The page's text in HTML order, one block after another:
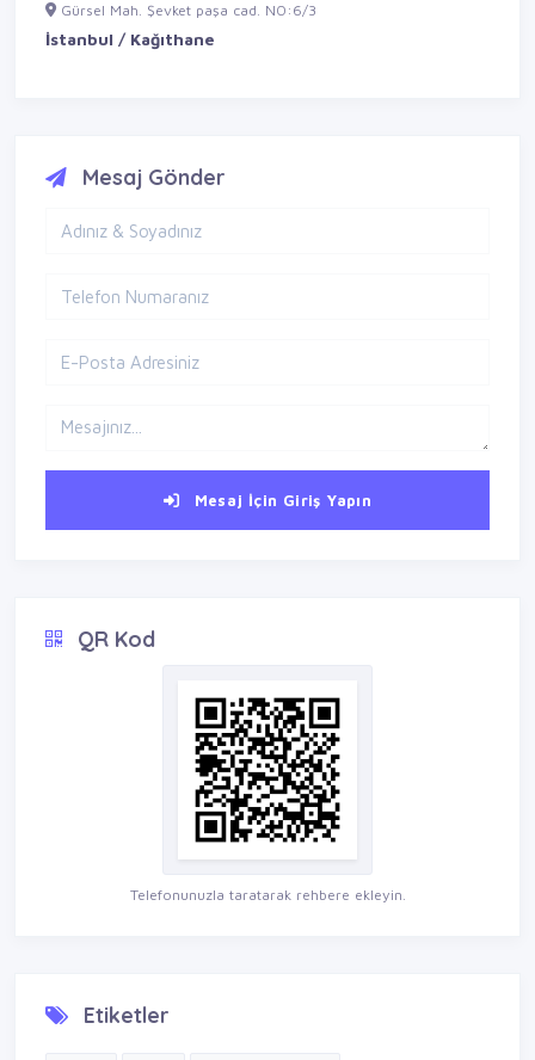
Gürsel Mah. Şevket paşa cad. NO:6/3
İstanbul / Kağıthane
Mesaj Gönder
Mesaj İçin Giriş Yapın
QR Kod
Telefonunuzla taratarak rehbere ekleyin.
Etiketler